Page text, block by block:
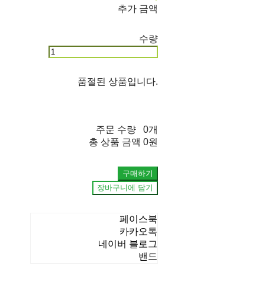
추가 금액
수량
품절된 상품입니다.
주문 수량
0개
총 상품 금액 0원
구매하기
장바구니에 담기
페이스북
카카오톡
네이버 블로그
밴드